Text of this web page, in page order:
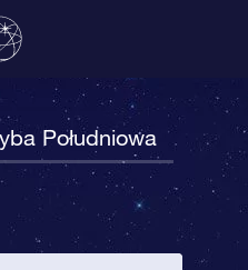
Południowa